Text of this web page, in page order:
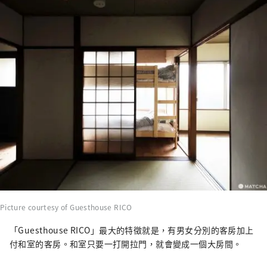
Picture courtesy of Guesthouse RICO
「Guesthouse RICO」最大的特徵就是，有男女分別的客房加上
付和室的客房。和室只要一打開拉門，就會變成一個大房間。